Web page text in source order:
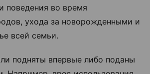
поведения во время
ухода за новорожденными и
всей семьи.
подняты впервые либо поданы